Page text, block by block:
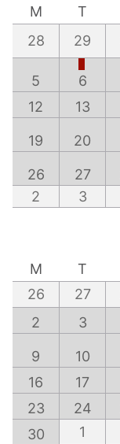
M
T
28
29
5 6
12
13
19 20
26 27
2
3
M
T
26
27
2
3
9 10
16
17
23
24
30
1